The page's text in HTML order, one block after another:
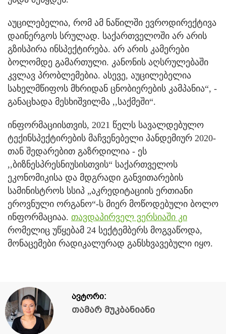
აუცილებელია, რომ ამ ნაწილში ევროდირექტივა
დაინერგოს სრულად. საქართველოში არ არის
გზისპირა ინსპექტირება. არ არის კამერები
ბოლომდე გამართული. კანონის აღსრულებაში
კვლავ პრობლემებია. ასევე, აუცილებელია
სახელმწიფოს მხრიდან ცნობიერების კამპანია“, -
განაცხადა მესხიშვილმა ,,საქმეში“.
ინფორმაციისთვის, 2021 წელს სავალდებულო
ტექინსპექტირების მაჩვენებელი პანდემიურ 2020-
თან შედარებით გაზრდილია - ეს
,,ბიზნესპრესნიუსისთვის“ საქართველოს
ეკონომიკისა და მდგრადი განვითარების
სამინისტროს სსიპ „აკრედიტაციის ერთიანი
ეროვნული ორგანო“-ს მიერ მოწოდებული ბოლო
ინფორმაციაა. თავდაპირველ ვერსიაში კი
რომელიც უწყებამ 24 სექტემბერს მოგვაწოდა,
მონაცემები რადიკალურად განსხვავებული იყო.
ავტორი:
თამარ მუკბანიანი